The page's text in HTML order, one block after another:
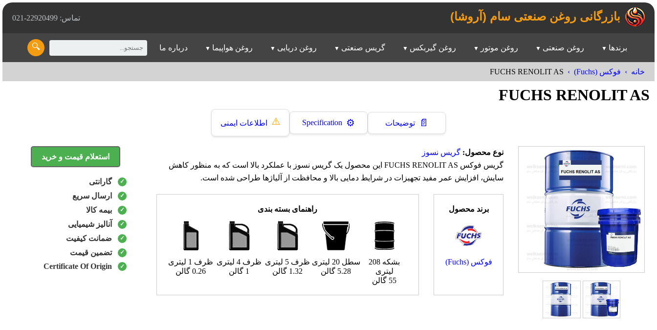
بازرگانی روغن صنعتی سام (آروشا) تماس: 22920499-021
🔍 برندها روغن صنعتی روغن موتور روغن گیربکس گریس صنعتی روغن دریایی روغن هواپیما درباره ما
خانه فوکس (Fuchs) FUCHS RENOLIT AS
FUCHS RENOLIT AS
📄 توضیحات ⚙️
Specification
⚠️ اطلاعات ایمنی
نوع محصول: گریس نسوز
گریس فوکس FUCHS RENOLIT AS این محصول یک گریس نسوز با عملکرد بالا است که به منظور کاهش
سایش، افزایش عمر مفید تجهیزات در شرایط دمایی بالا و محافظت از آلیاژها طراحی شده است.
برند محصول
فوکس (Fuchs)
راهنمای بسته بندی
بشکه 208
لیتری
55 گالن
سطل 20 لیتری
5.28 گالن
ظرف 5 لیتری
1.32 گالن
ظرف 4 لیتری
1 گالن
ظرف 1 لیتری
0.26 گالن
استعلام قیمت و خرید
گارانتی
ارسال سریع
بیمه کالا
آنالیز شیمیایی
ضمانت کیفیت
تضمین قیمت
Certificate Of Origin